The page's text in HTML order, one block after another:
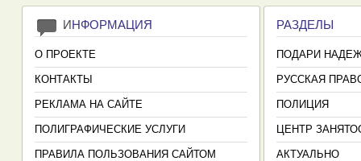
ИНФОРМАЦИЯ
О ПРОЕКТЕ
КОНТАКТЫ
РЕКЛАМА НА САЙТЕ
ПОЛИГРАФИЧЕСКИЕ УСЛУГИ
ПРАВИЛА ПОЛЬЗОВАНИЯ САЙТОМ
РАЗДЕЛЫ
ПОДАРИ
РУССКАЯ
ПОЛИЦИЯ
ЦЕНТР
АКТУАЛЬНО